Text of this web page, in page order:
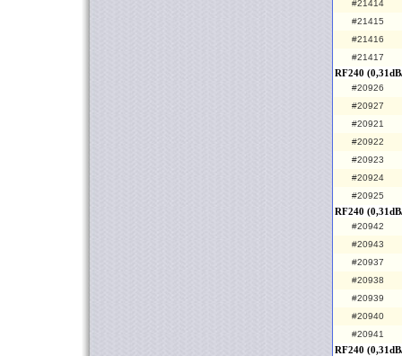
#21414
#21415
#21416
#21417
RF240
#20926
#20927
#20921
#20922
#20923
#20924
#20925
RF240
#20942
#20943
#20937
#20938
#20939
#20940
#20941
RF240